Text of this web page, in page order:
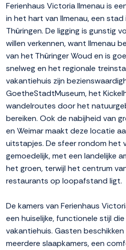
Ferienhaus Victoria Ilmenau is
in het hart van Ilmenau, een
Thüringen. De ligging is gunstig
willen verkennen, want Ilmenau
van het Thüringer Woud en is
snelweg en het regionale
vakantiehuis zijn
GoetheStadtMuseum, het
wandelroutes door het
bereiken. Ook de nabijheid van
en Weimar maakt deze locatie
uitstapjes. De sfeer rondom het
gemoedelijk, met een landelijke
het groen, terwijl het centrum
restaurants op loopafstand ligt.
De kamers van Ferienhaus
een huiselijke, functionele stijl
vakantiehuis. Gasten
meerdere slaapkamers, een